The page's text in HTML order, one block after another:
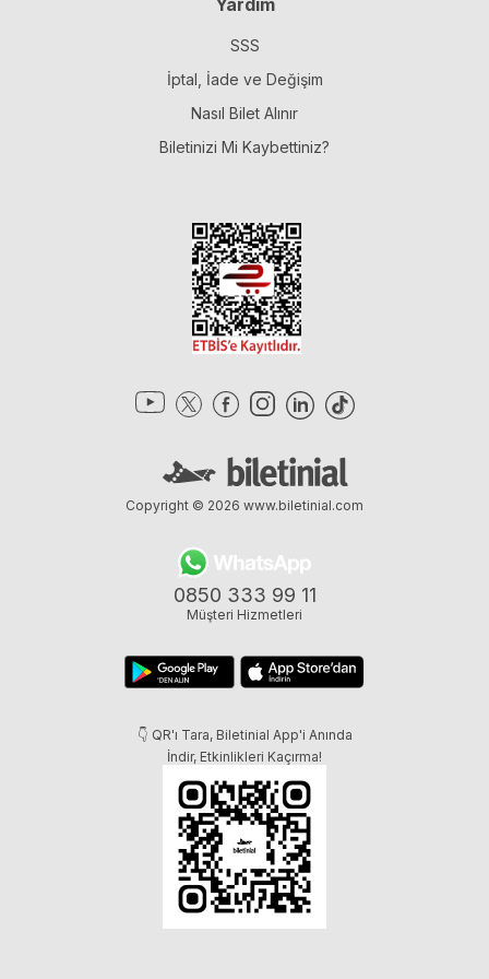
Yardım
SSS
İptal, İade ve Değişim
Nasıl Bilet Alınır
Biletinizi Mi Kaybettiniz?
0850 333 99 11
Müşteri Hizmetleri
👇 QR'ı Tara, Biletinial App'i Anında
İndir, Etkinlikleri Kaçırma!
Copyright © 2026 www.biletinial.com